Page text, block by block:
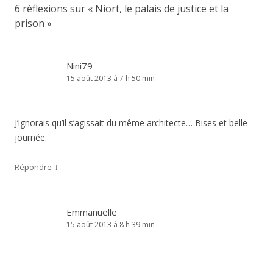
6 réflexions sur « Niort, le palais de justice et la
prison »
Nini79
15 août 2013 à 7 h 50 min
J’ignorais qu’il s’agissait du même architecte… Bises et belle
journée.
Répondre ↓
Emmanuelle
15 août 2013 à 8 h 39 min